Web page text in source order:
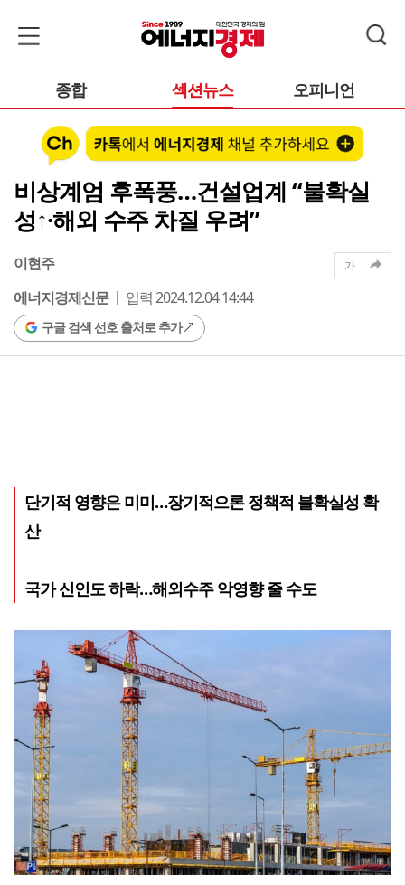
종합 섹션뉴스 오피니언
비상계엄 후폭풍…건설업계 “불확실
성↑·해외 수주 차질 우려”
이현주
에너지경제신문
입력 2024.12.04 14:44
구글 검색 선호 출처로 추가
가
단기적 영향은 미미…장기적으론 정책적 불확실성 확
산
국가 신인도 하락…해외수주 악영향 줄 수도